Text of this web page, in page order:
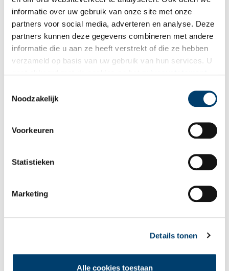
informatie over uw gebruik van onze site met onze
partners voor social media, adverteren en analyse. Deze
partners kunnen deze gegevens combineren met andere
informatie die u aan ze heeft verstrekt of die ze hebben
verzameld op basis van uw gebruik van hun services. U
Noodzakelijk
Voorkeuren
Statistieken
Marketing
Details tonen
Alle cookies toestaan
Vereiste velden zijn gemarkeerd met *. Het e-mailadres wordt niet
gepubliceerd.
Naam*
Vink dit aan als u op de hoogte gehouden wil worden.